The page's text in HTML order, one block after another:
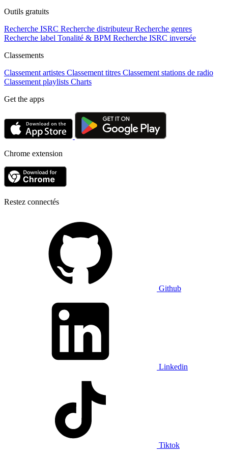
Outils gratuits
Recherche ISRC Recherche distributeur Recherche genres
Recherche label Tonalité & BPM Recherche ISRC inversée
Classements
Classement artistes Classement titres Classement stations de radio
Classement playlists Charts
Get the apps
Chrome extension
Restez connectés
Github
Linkedin
Tiktok